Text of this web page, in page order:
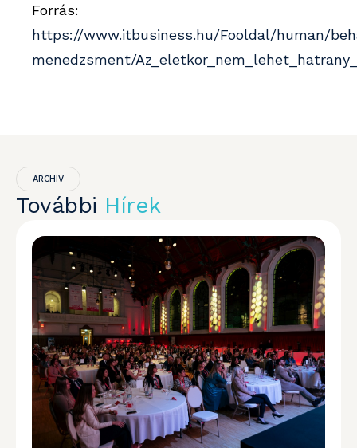
Forrás:
https://www.itbusiness.hu/Fooldal/human/
menedzsment/
ARCHIV
További Hírek